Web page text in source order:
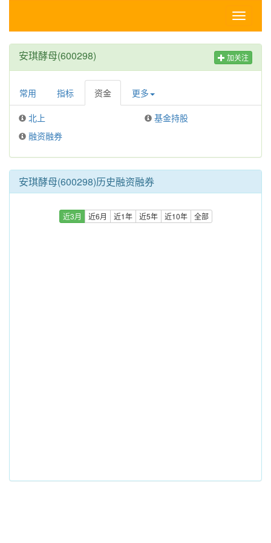
Toggle
安琪酵母(600298) 加关注
常用 指标 资金 更多
北上
基金持股
融资融券
安琪酵母(600298)历史融资融券
近3月 近6月 近1年 近5年 近10年 全部